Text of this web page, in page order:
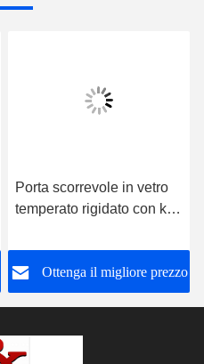
Porta scorrevole in vetro
temperato rigidato con kit
Ottenga il migliore prezzo